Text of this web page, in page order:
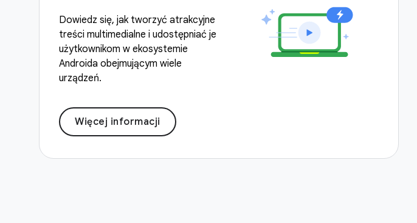
Dowiedz się, jak tworzyć atrakcyjne
treści multimedialne i udostępniać je
użytkownikom w ekosystemie
Androida obejmującym wiele
urządzeń.
Więcej informacji